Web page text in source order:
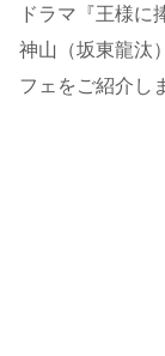
ドラマ『王様に
神山（坂東龍汰
フェをご紹介し